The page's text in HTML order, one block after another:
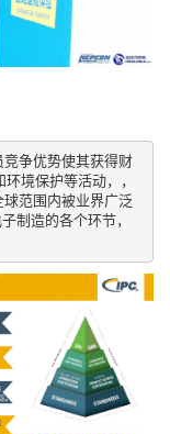
争优势使其获得财
境保护等活动，，
范围内被业界广泛
制造的各个环节，